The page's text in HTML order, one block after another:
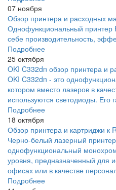
07 ноября
Обзор принтера и расходных
Однофункциональный принтер
себе производительность,
Подробнее
25 октября
OKI C332dn обзор принтера и
OKI C332dn - это
котором вместо лазеров в
используются светодиоды. Его
Подробнее
18 октября
Обзор принтера и картриджи к
Черно-белый лазерный
однофункциональный
уровня, предназначенный для
офисах или в качестве
Подробнее